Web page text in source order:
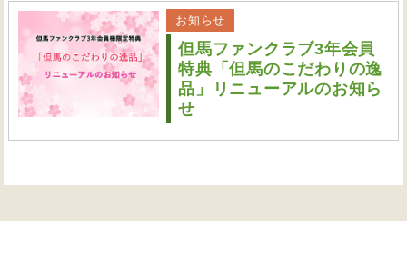
お知らせ
但馬ファンクラブ3年会員
特典「但馬のこだわりの逸
品」リニューアルのお知ら
せ